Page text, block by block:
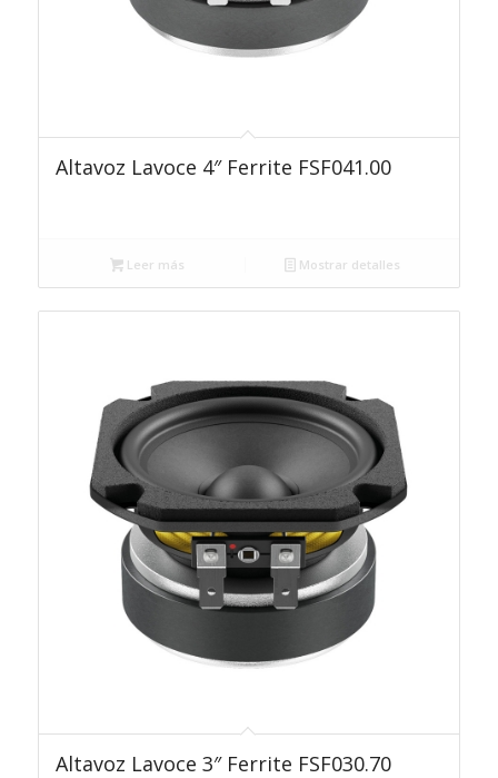
Altavoz Lavoce 4″ Ferrite FSF041.00
Leer más Mostrar detalles
Altavoz Lavoce 3″ Ferrite FSF030.70